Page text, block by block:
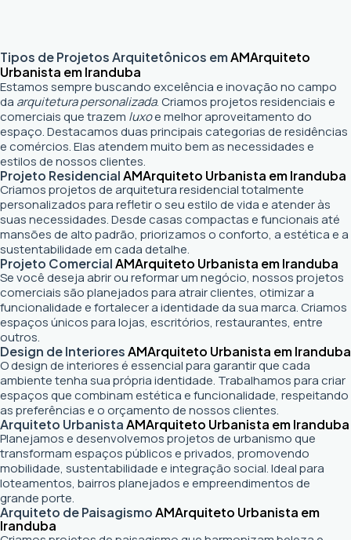
Tipos de Projetos Arquitetônicos emAMArquiteto
Urbanista em Iranduba
Estamos sempre buscando excelência e inovação no campo
da arquitetura personalizada. Criamos projetos residenciais e
comerciais que trazem luxoe melhor aproveitamento do
espaço. Destacamos duas principais categorias de residências
e comércios. Elas atendem muito bem as necessidades e
estilos de nossos clientes.
Projeto ResidencialAMArquiteto Urbanista em Iranduba
Criamos projetos de arquitetura residencial totalmente
personalizados para refletir o seu estilo de vida e atender às
suas necessidades. Desde casas compactas e funcionais até
mansões de alto padrão, priorizamos o conforto, a estética e a
sustentabilidade em cada detalhe.
Projeto ComercialAMArquiteto Urbanista em Iranduba
Se você deseja abrir ou reformar um negócio, nossos projetos
comerciais são planejados para atrair clientes, otimizar a
funcionalidade e fortalecer a identidade da sua marca. Criamos
espaços únicos para lojas, escritórios, restaurantes, entre
outros.
Design de InterioresAMArquiteto Urbanista em Iranduba
O design de interiores é essencial para garantir que cada
ambiente tenha sua própria identidade. Trabalhamos para criar
espaços que combinam estética e funcionalidade, respeitando
as preferências e o orçamento de nossos clientes.
Arquiteto UrbanistaAMArquiteto Urbanista em Iranduba
Planejamos e desenvolvemos projetos de urbanismo que
transformam espaços públicos e privados, promovendo
mobilidade, sustentabilidade e integração social. Ideal para
loteamentos, bairros planejados e empreendimentos de
grande porte.
Arquiteto de PaisagismoAMArquiteto Urbanista em
Iranduba